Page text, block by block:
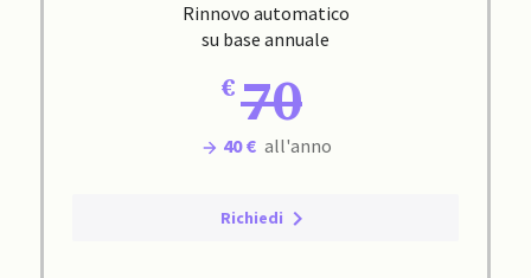
Rinnovo automatico
su base annuale
70
40 € all'anno
Richiedi